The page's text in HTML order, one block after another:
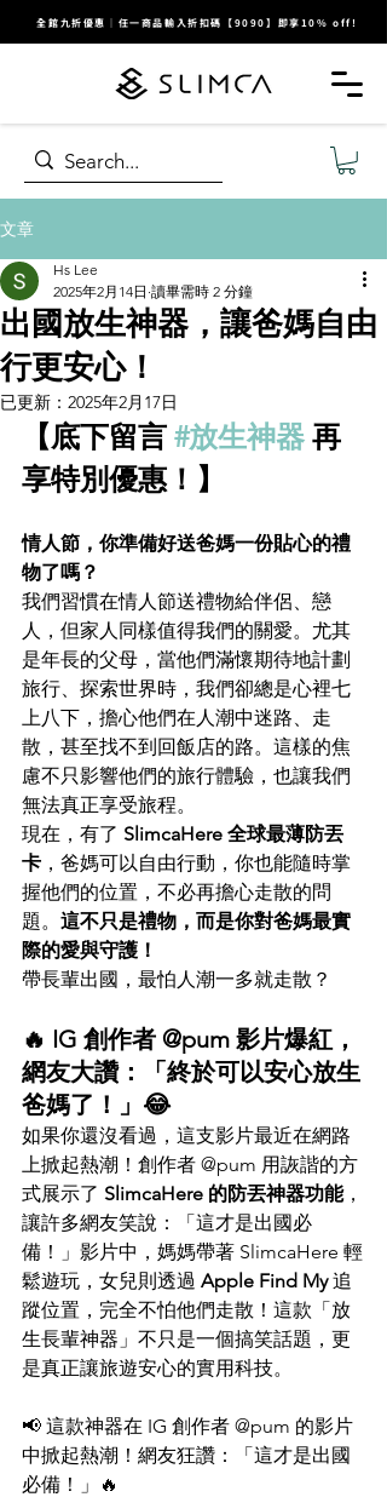
全館九折優惠｜任一商品輸入折扣碼【9090】即享10% off!
文章
出國放生神器，讓爸媽自由
行更安心！
Hs Lee
2025年2月14日 讀畢需時 2 分鐘
已更新： 2025年2月17日
【底下留言 #放生神器 再
享特別優惠！】
情人節，你準備好送爸媽一份貼心的禮
物了嗎？
我們習慣在情人節送禮物給伴侶、戀
人，但家人同樣值得我們的關愛。尤其
是年長的父母，當他們滿懷期待地計劃
旅行、探索世界時，我們卻總是心裡七
上八下，擔心他們在人潮中迷路、走
散，甚至找不到回飯店的路。這樣的焦
慮不只影響他們的旅行體驗，也讓我們
無法真正享受旅程。
現在，有了 SlimcaHere 全球最薄防丟
卡 ，爸媽可以自由行動，你也能隨時掌
握他們的位置，不必再擔心走散的問
題。 這不只是禮物，而是你對爸媽最實
際的愛與守護！
帶長輩出國，最怕人潮一多就走散？
🔥 IG 創作者 @pum 影片爆紅，
網友大讚：「終於可以安心放生
爸媽了！」😂
如果你還沒看過，這支影片最近在網路
上掀起熱潮！創作者 @pum 用詼諧的方
式展示了 SlimcaHere 的防丟神器功能，
讓許多網友笑說：「這才是出國必
備！」影片中，媽媽帶著 SlimcaHere 輕
鬆遊玩，女兒則透過 Apple Find My 追
蹤位置，完全不怕他們走散！這款「放
生長輩神器」不只是一個搞笑話題，更
是真正讓旅遊安心的實用科技。
📢 這款神器在 IG 創作者 @pum 的影片
中掀起熱潮！網友狂讚：「這才是出國
必備！」🔥